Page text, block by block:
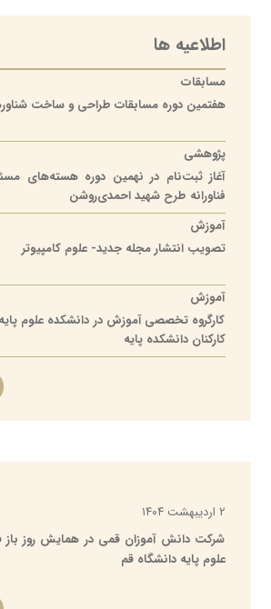
حسن پهلوانی
ریاست دانشکده از
دانشکده علوم پایه
h-pahlavani@qom.ac.ir
پروفایل
دانشکده علوم پایه
پروفایل
اطلاعیه ها
مسابقات
هفتمین دوره مسابقات طراحی و ساخت
پژوهشی
آغاز ثبت‌نام در نهمین دوره هسته‌های
فناورانه طرح شهید احمدی‌روشن
آموزش
تصویب انتشار مجله جدید- علوم کامپیوتر
آموزش
کارگروه تخصصی آموزش در دانشکده علوم
کارکنان دانشکده پایه
۲ اردیبهشت ۱۴۰۴
شرکت دانش آموزان قمی در همایش روز باز
علوم پایه دانشگاه قم